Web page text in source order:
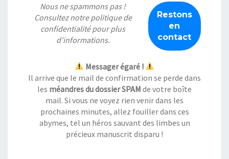
Nous ne spammons pas !
Consultez notrepolitique de
confidentialitépour plus
d’informations.
Messager égaré !
Il arrive que le mail de confirmation se perde dans
les méandres du dossier SPAM de votre boîte
mail. Si vous ne voyez rien venir dans les
prochaines minutes, allez fouiller dans ces
abymes, tel un héros sauvant des limbes un
précieux manuscrit disparu !